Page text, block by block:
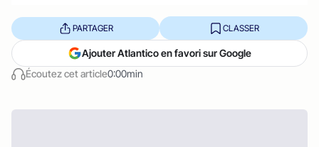
Écoutez cet article0:00min
PARTAGER CLASSER
Ajouter Atlantico en favori sur Google